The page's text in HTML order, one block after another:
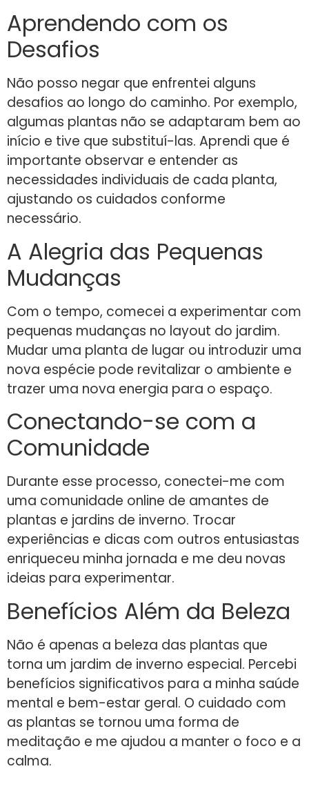
Aprendendo com os
Desafios
Não posso negar que enfrentei alguns
desafios ao longo do caminho. Por exemplo,
algumas plantas não se adaptaram bem ao
início e tive que substituí-las. Aprendi que é
importante observar e entender as
necessidades individuais de cada planta,
ajustando os cuidados conforme
necessário.
A Alegria das Pequenas
Mudanças
Com o tempo, comecei a experimentar com
pequenas mudanças no layout do jardim.
Mudar uma planta de lugar ou introduzir uma
nova espécie pode revitalizar o ambiente e
trazer uma nova energia para o espaço.
Conectando-se com a
Comunidade
Durante esse processo, conectei-me com
uma comunidade online de amantes de
plantas e jardins de inverno. Trocar
experiências e dicas com outros entusiastas
enriqueceu minha jornada e me deu novas
ideias para experimentar.
Benefícios Além da Beleza
Não é apenas a beleza das plantas que
torna um jardim de inverno especial. Percebi
benefícios significativos para a minha saúde
mental e bem-estar geral. O cuidado com
as plantas se tornou uma forma de
meditação e me ajudou a manter o foco e a
calma.